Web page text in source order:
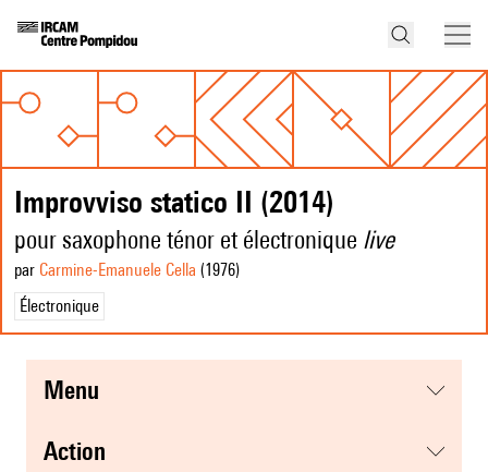
Improvviso statico II (2014)
pour saxophone ténor et électronique live
par Carmine-Emanuele Cella (1976)
Électronique
menu
action